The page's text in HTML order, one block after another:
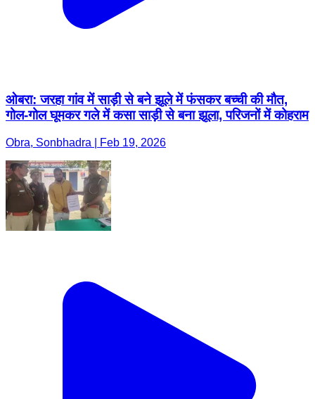
ओबरा: जरहा गांव में साड़ी से बने झूले में फंसकर बच्ची की मौत,
गोल-गोल घूमकर गले में कसा साड़ी से बना झूला, परिजनों में कोहराम
Obra, Sonbhadra | Feb 19, 2026